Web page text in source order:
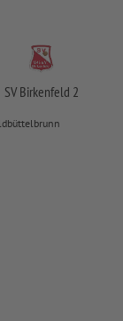
SV Birkenfeld 2